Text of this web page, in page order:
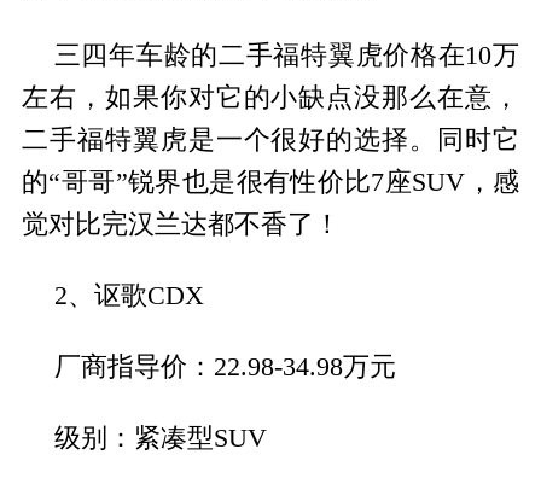
三四年车龄的二手福特翼虎价格在10万
左右，如果你对它的小缺点没那么在意，
二手福特翼虎是一个很好的选择。同时它
的“哥哥”锐界也是很有性价比7座SUV，感
觉对比完汉兰达都不香了！
2、讴歌CDX
厂商指导价：22.98-34.98万元
级别：紧凑型SUV